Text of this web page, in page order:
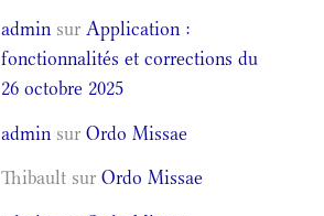
admin surApplication :
fonctionnalités et corrections du
26 octobre 2025
admin surOrdo Missae
Thibault surOrdo Missae